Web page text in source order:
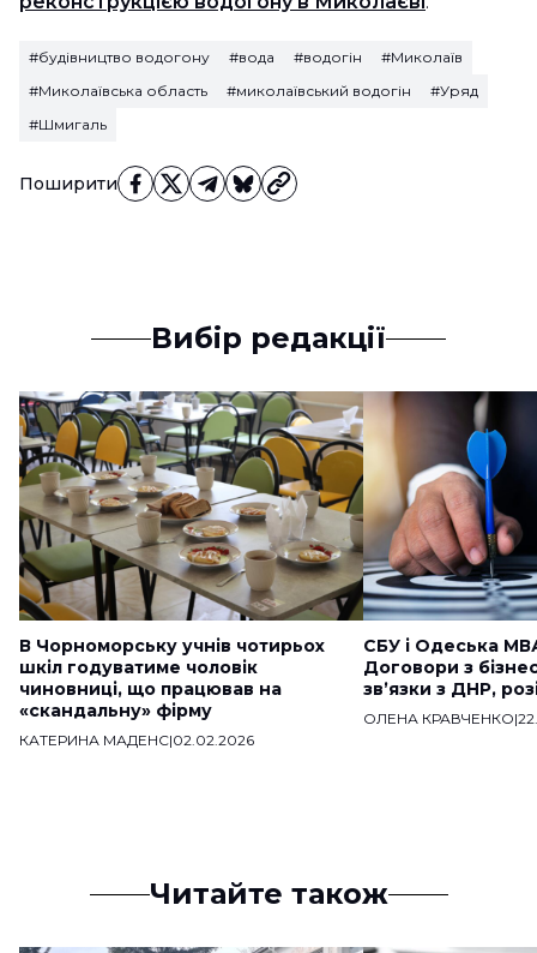
Поширити
#будівництво водогону #вода #водогін
#Миколаїв
#Миколаївська область
#миколаївський водогін
#Уряд
#Шмигаль
Вибір редакції
В Чорноморську учнів чотирьох
шкіл годуватиме чоловік
чиновниці, що працював на
«скандальну» фірму
КАТЕРИНА МАДЕНС|02.02.2026
СБУ і Одеська
Договори з
звʼязки з ДНР,
ОЛЕНА КРАВЧЕНКО|
Читайте також